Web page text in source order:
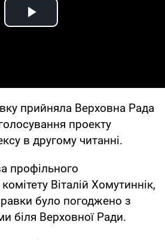
Play Video
прийняла Верховна Рада
проекту
в другому читанні.
профільного
Віталій Хомутиннік,
було погоджено з
біля Верховної Ради.